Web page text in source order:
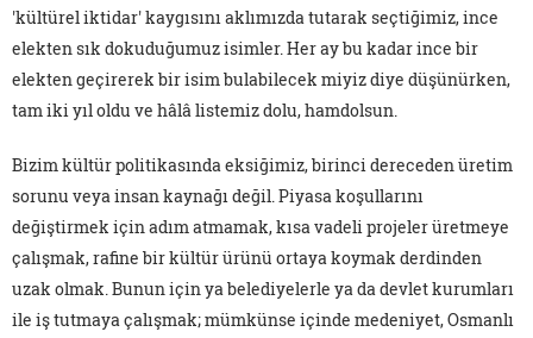
'kültürel iktidar' kaygısını aklımızda tutarak seçtiğimiz, ince
elekten sık dokuduğumuz isimler. Her ay bu kadar ince bir
elekten geçirerek bir isim bulabilecek miyiz diye düşünürken,
tam iki yıl oldu ve hâlâ listemiz dolu, hamdolsun.
Bizim kültür politikasında eksiğimiz, birinci dereceden üretim
sorunu veya insan kaynağı değil. Piyasa koşullarını
değiştirmek için adım atmamak, kısa vadeli projeler üretmeye
çalışmak, rafine bir kültür ürünü ortaya koymak derdinden
uzak olmak. Bunun için ya belediyelerle ya da devlet kurumları
ile iş tutmaya çalışmak; mümkünse içinde medeniyet, Osmanlı